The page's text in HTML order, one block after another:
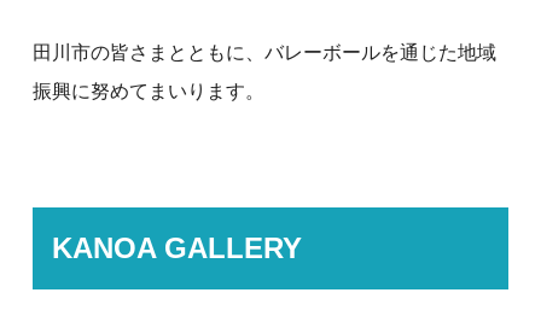
田川市の皆さまとともに、バレーボールを通じた地域
振興に努めてまいります。
KANOA GALLERY